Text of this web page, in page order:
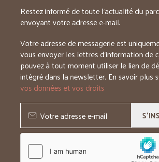
Restez informé de toute l’actualité du
envoyant votre adresse e-mail.
Votre adresse de messagerie est
vous envoyer les lettres d’information de
pouvez à tout moment utiliser le lien de
intégré dans la newsletter. En savoir plus
vos données et vos droits